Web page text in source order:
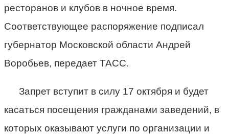
ресторанов и клубов в ночное время.
Соответствующее распоряжение подписал
губернатор Московской области Андрей
Воробьев, передает ТАСС.
Запрет вступит в силу 17 октября и будет
касаться посещения гражданами заведений, в
которых оказывают услуги по организации и